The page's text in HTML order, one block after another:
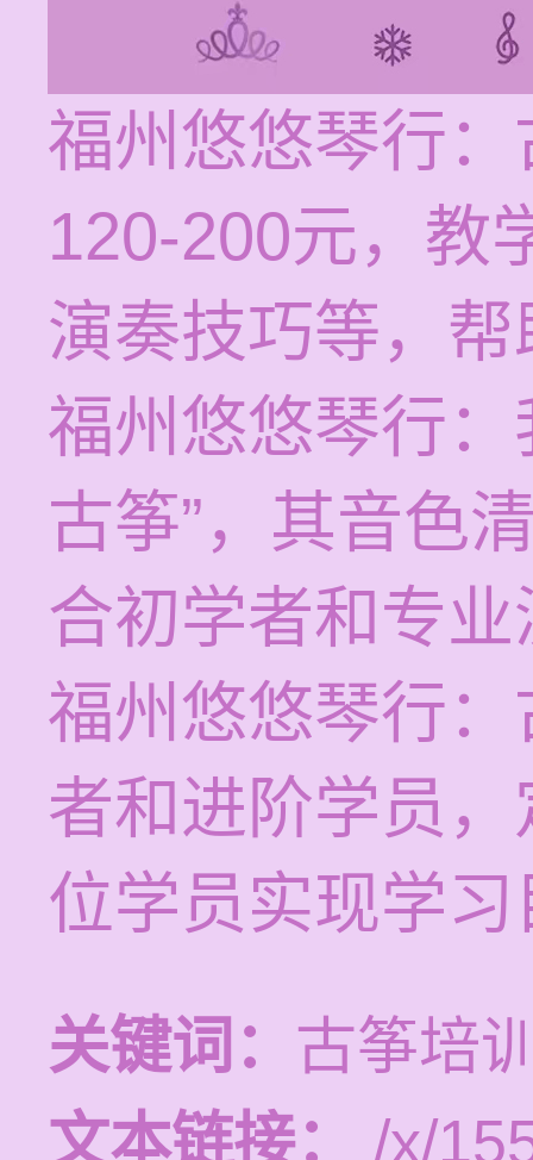
福州悠悠琴行
120-200元，教
演奏技巧等，
福州悠悠琴行
古筝”，其音色
合初学者和专
福州悠悠琴行
者和进阶学员
位学员实现学
关键词： 古筝培
文本链接：
/x/